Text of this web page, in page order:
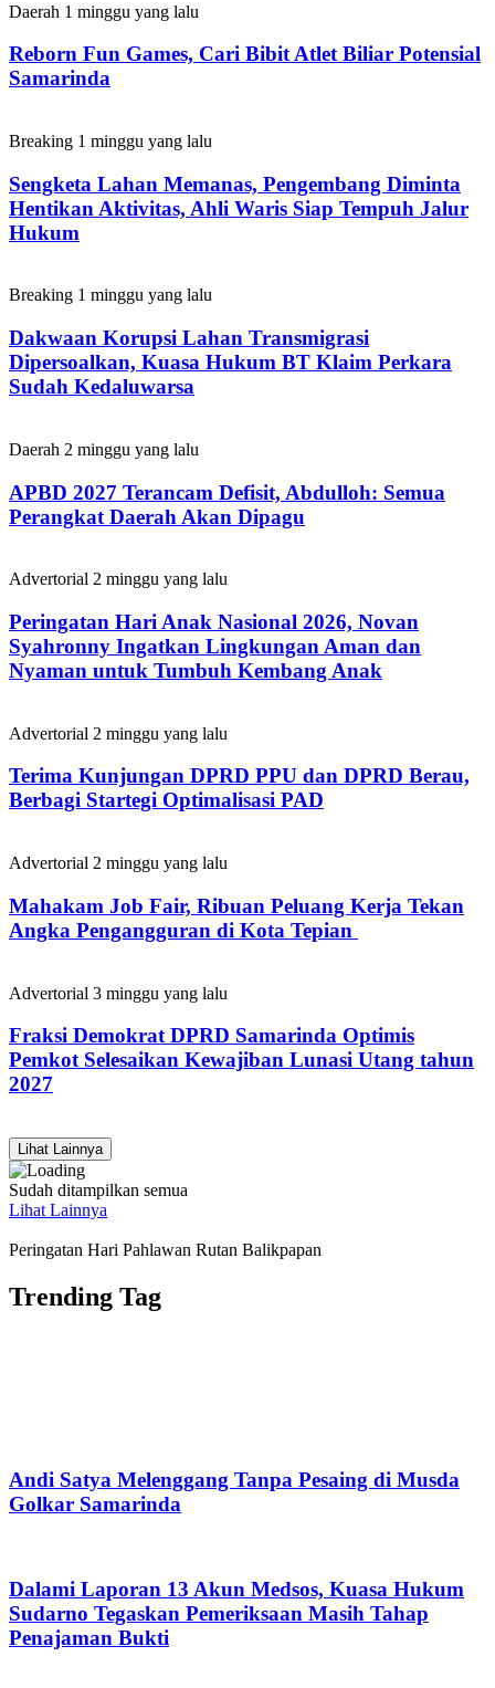
Daerah 1 minggu yang lalu
Reborn Fun Games, Cari Bibit Atlet Biliar Potensial
Samarinda
Breaking 1 minggu yang lalu
Sengketa Lahan Memanas, Pengembang Diminta
Hentikan Aktivitas, Ahli Waris Siap Tempuh Jalur
Hukum
Breaking 1 minggu yang lalu
Dakwaan Korupsi Lahan Transmigrasi
Dipersoalkan, Kuasa Hukum BT Klaim Perkara
Sudah Kedaluwarsa
Daerah 2 minggu yang lalu
APBD 2027 Terancam Defisit, Abdulloh: Semua
Perangkat Daerah Akan Dipagu
Advertorial 2 minggu yang lalu
Peringatan Hari Anak Nasional 2026, Novan
Syahronny Ingatkan Lingkungan Aman dan
Nyaman untuk Tumbuh Kembang Anak
Advertorial 2 minggu yang lalu
Terima Kunjungan DPRD PPU dan DPRD Berau,
Berbagi Startegi Optimalisasi PAD
Advertorial 2 minggu yang lalu
Mahakam Job Fair, Ribuan Peluang Kerja Tekan
Angka Pengangguran di Kota Tepian
Advertorial 3 minggu yang lalu
Fraksi Demokrat DPRD Samarinda Optimis
Pemkot Selesaikan Kewajiban Lunasi Utang tahun
2027
Lihat Lainnya
Sudah ditampilkan semua
Lihat Lainnya
Peringatan Hari Pahlawan Rutan Balikpapan
Trending Tag
Andi Satya Melenggang Tanpa Pesaing di Musda
Golkar Samarinda
Dalami Laporan 13 Akun Medsos, Kuasa Hukum
Sudarno Tegaskan Pemeriksaan Masih Tahap
Penajaman Bukti